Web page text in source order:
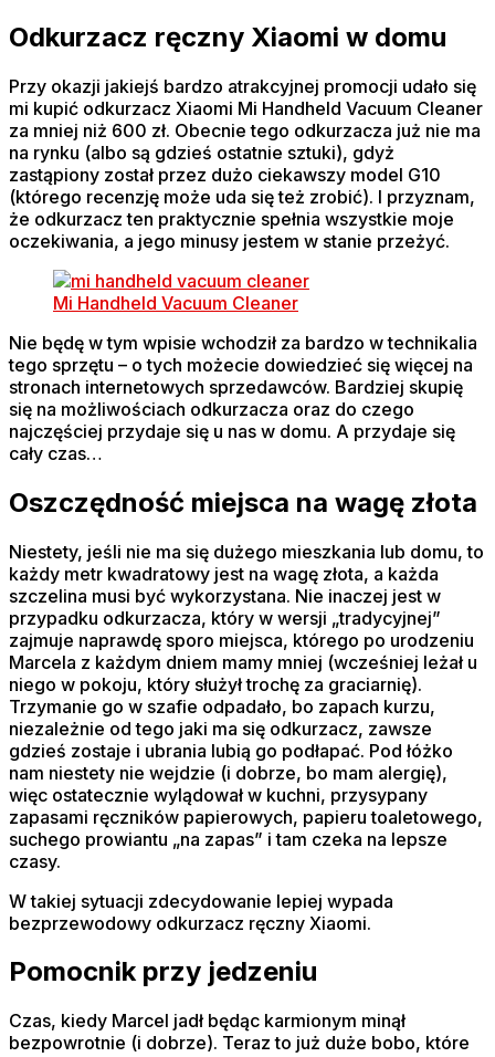
Odkurzacz ręczny Xiaomi w domu
Przy okazji jakiejś bardzo atrakcyjnej promocji udało się
mi kupić odkurzacz Xiaomi Mi Handheld Vacuum Cleaner
za mniej niż 600 zł. Obecnie tego odkurzacza już nie ma
na rynku (albo są gdzieś ostatnie sztuki), gdyż
zastąpiony został przez dużo ciekawszy model G10
(którego recenzję może uda się też zrobić). I przyznam,
że odkurzacz ten praktycznie spełnia wszystkie moje
oczekiwania, a jego minusy jestem w stanie przeżyć.
Mi Handheld Vacuum Cleaner
Nie będę w tym wpisie wchodził za bardzo w technikalia
tego sprzętu – o tych możecie dowiedzieć się więcej na
stronach internetowych sprzedawców. Bardziej skupię
się na możliwościach odkurzacza oraz do czego
najczęściej przydaje się u nas w domu. A przydaje się
cały czas…
Oszczędność miejsca na wagę złota
Niestety, jeśli nie ma się dużego mieszkania lub domu, to
każdy metr kwadratowy jest na wagę złota, a każda
szczelina musi być wykorzystana. Nie inaczej jest w
przypadku odkurzacza, który w wersji „tradycyjnej”
zajmuje naprawdę sporo miejsca, którego po urodzeniu
Marcela z każdym dniem mamy mniej (wcześniej leżał u
niego w pokoju, który służył trochę za graciarnię).
Trzymanie go w szafie odpadało, bo zapach kurzu,
niezależnie od tego jaki ma się odkurzacz, zawsze
gdzieś zostaje i ubrania lubią go podłapać. Pod łóżko
nam niestety nie wejdzie (i dobrze, bo mam alergię),
więc ostatecznie wylądował w kuchni, przysypany
zapasami ręczników papierowych, papieru toaletowego,
suchego prowiantu „na zapas” i tam czeka na lepsze
czasy.
W takiej sytuacji zdecydowanie lepiej wypada
bezprzewodowy odkurzacz ręczny Xiaomi.
Pomocnik przy jedzeniu
Czas, kiedy Marcel jadł będąc karmionym minął
bezpowrotnie (i dobrze). Teraz to już duże bobo, które